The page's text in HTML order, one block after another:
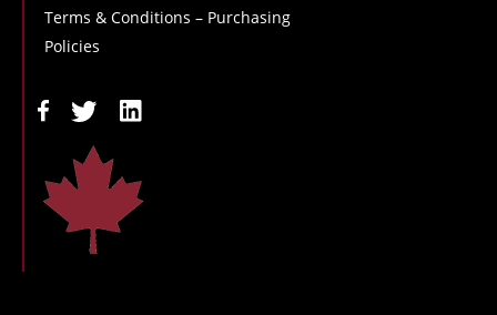
Terms & Conditions – Purchasing
Policies